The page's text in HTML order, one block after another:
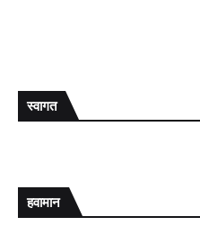
स्वागत
हवामान